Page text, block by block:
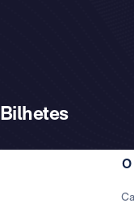
Bilhetes